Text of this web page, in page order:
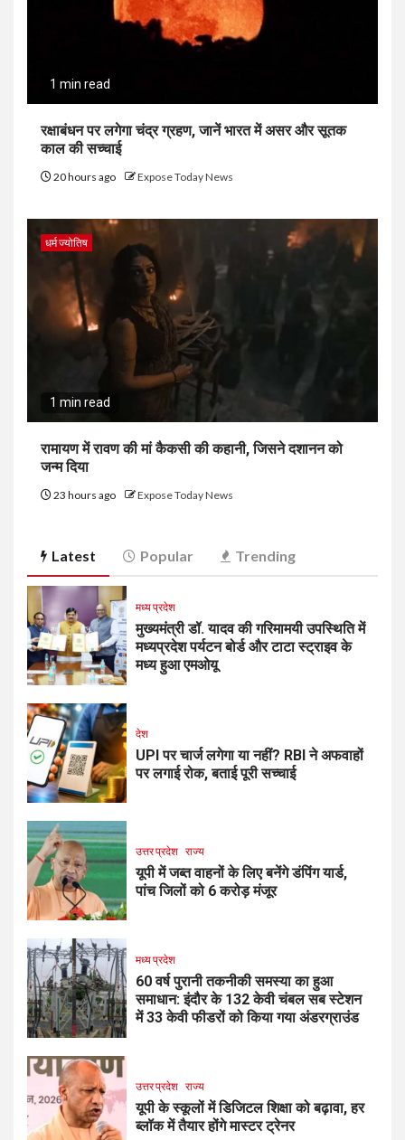
1 min read
रक्षाबंधन पर लगेगा चंद्र ग्रहण, जानें भारत में असर और सूतक
काल की सच्चाई
20 hours ago Expose Today News
धर्म ज्योतिष
1 min read
रामायण में रावण की मां कैकसी की कहानी, जिसने दशानन को
जन्म दिया
23 hours ago Expose Today News
Latest Popular Trending
मध्य प्रदेश
मुख्यमंत्री डॉ. यादव की गरिमामयी उपस्थिति में
मध्यप्रदेश पर्यटन बोर्ड और टाटा स्ट्राइव के
मध्य हुआ एमओयू
देश
UPI पर चार्ज लगेगा या नहीं? RBI ने अफवाहों
पर लगाई रोक, बताई पूरी सच्चाई
उत्तर प्रदेश राज्य
यूपी में जब्त वाहनों के लिए बनेंगे डंपिंग यार्ड,
पांच जिलों को 6 करोड़ मंजूर
मध्य प्रदेश
60 वर्ष पुरानी तकनीकी समस्या का हुआ
समाधान: इंदौर के 132 केवी चंबल सब स्टेशन
में 33 केवी फीडरों को किया गया अंडरग्राउंड
उत्तर प्रदेश राज्य
यूपी के स्कूलों में डिजिटल शिक्षा को बढ़ावा, हर
ब्लॉक में तैयार होंगे मास्टर ट्रेनर